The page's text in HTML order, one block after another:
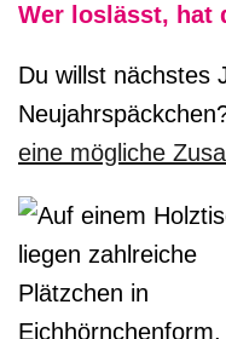
Wer loslässt, hat
Du willst nächstes
eine mögliche